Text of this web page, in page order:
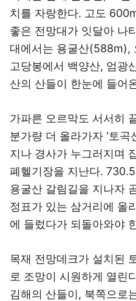
치를 자랑한다. 고도
좋은 전망대가 잇달아 나
대에서는 용굴산(588m),
고당봉에서 백양산, 엄광
산의 산들이 한눈에 들어
가파른 오르막도 서서히
분가량 더 올라가자 '토
지나 경사가 누그러지며
폐헬기장을 지난다.
용굴산 갈림길을 지나자
정표가 있는 삼거리에 올
에 들렀다가 되돌아와야
목재 전망데크가 설치된
로 조망이 시원하게 열린
김해의 산들이, 북쪽으로